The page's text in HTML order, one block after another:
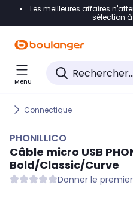
Accéder directement à la
Accéder directement au
Accéder directement au
Les meilleures affaires
sélection
Menu
Connectique
PHONILLICO
Câble micro USB
Bold/Classic/Curve
Donner le